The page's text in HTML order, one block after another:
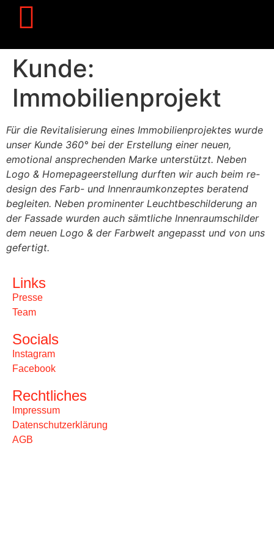
Kunde:
Immobilienprojekt
Für die Revitalisierung eines Immobilienprojektes wurde
unser Kunde 360° bei der Erstellung einer neuen,
emotional ansprechenden Marke unterstützt. Neben
Logo & Homepageerstellung durften wir auch beim re-
design des Farb- und Innenraumkonzeptes beratend
begleiten. Neben prominenter Leuchtbeschilderung an
der Fassade wurden auch sämtliche Innenraumschilder
dem neuen Logo & der Farbwelt angepasst und von uns
gefertigt.
Links
Presse
Team
Socials
Instagram
Facebook
Rechtliches
Impressum
Datenschutzerklärung
AGB